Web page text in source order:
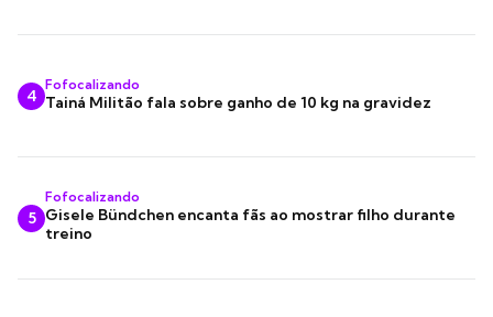
4
Fofocalizando
Tainá Militão fala sobre ganho de 10 kg na gravidez
5
Fofocalizando
Gisele Bündchen encanta fãs ao mostrar filho durante
treino